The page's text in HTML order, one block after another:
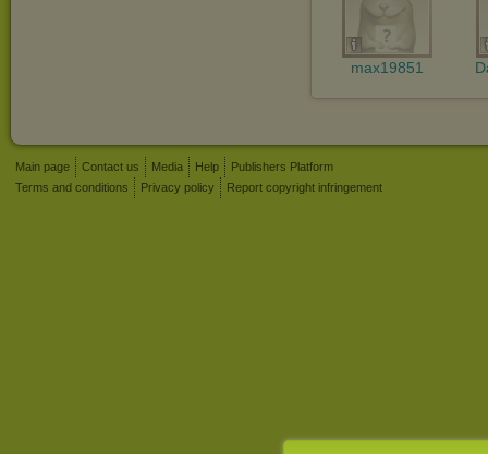
max19851
Main page Contact us Media Help
Publishers Platform
Terms and conditions
Privacy policy Report copyright infringement